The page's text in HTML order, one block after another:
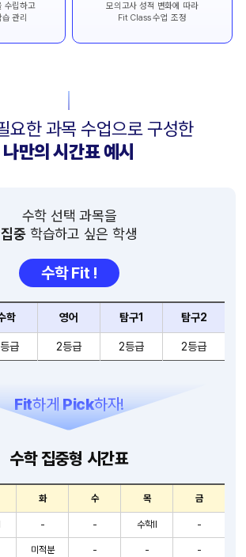
수립하고
관리
모의고사 성적 변화에 따라
Fit Class 수업 조정
요한 과목 수업으로 구성한
나만의 시간표 예시
수학 선택 과목을
집중 학습하고 싶은 학생
수학 Fit !
학 영어 탐구1 탐구2
급 2등급 2등급 2등급
Fit하게 Pick하자!
수학 집중형 시간표
화 수 목 금
- - 수학II -
미적분 - - -